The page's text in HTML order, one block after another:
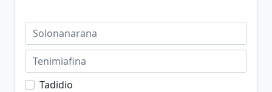
Tadidio